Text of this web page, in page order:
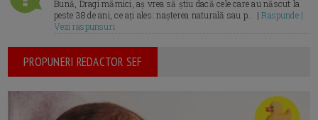
Bună, Dragi mămici, aș vrea să știu dacă cele care au născut la
peste 38 de ani, ce ați ales: nașterea naturală sau p... |Raspunde |
Vezi raspunsuri
PROPUNERI REDACTOR SEF